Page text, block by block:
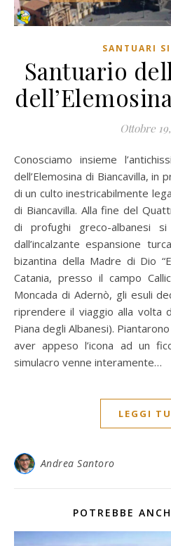
SANTUARI
Santuario
Ottobre
Conosciamo insieme l’antichissimo culto della Madonna
dell’Elemosina di Biancavilla, in
di un culto inestricabilmente
di Biancavilla. Alla fine del
di profughi greco-albanesi
dall’incalzante espansione
bizantina della Madre di Dio
Catania, presso il campo
Moncada di Adernò, gli esuli
riprendere il viaggio alla volta
Piana degli Albanesi).
aver appeso l’icona ad un
simulacro venne interamente…
LEGGI
Andrea Santoro
POTREBBE